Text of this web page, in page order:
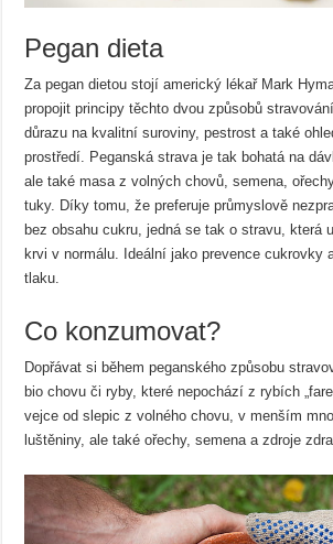
Pegan dieta
Za pegan dietou stojí americký lékař Mark
propojit principy těchto dvou způsobů
důrazu na kvalitní suroviny, pestrost a také
prostředí. Peganská strava je tak bohatá na
ale také masa z volných chovů, semena,
tuky. Díky tomu, že preferuje průmyslově
bez obsahu cukru, jedná se tak o stravu, která
krvi v normálu. Ideální jako prevence cukrovky
tlaku.
Co konzumovat?
Dopřávat si během peganského způsobu
bio chovu či ryby, které nepochází z rybích
vejce od slepic z volného chovu, v menším
luštěniny, ale také ořechy, semena a zdroje